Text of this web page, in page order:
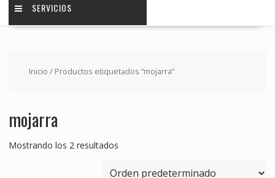
SERVICIOS
Inicio / Productos etiquetados “mojarra”
mojarra
Mostrando los 2 resultados